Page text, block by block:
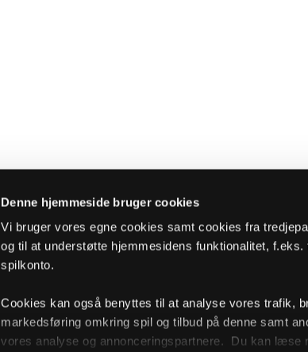
Denne hjemmeside bruger cookies
Vi bruger vores egne cookies samt cookies fra
og til at understøtte hjemmesidens funktionalitet,
spilkonto.
Cookies kan også benyttes til at analyse vores trafik,
markedsføring omkring spil og tilbud på denne samt
vores analyse og annonceringspartnere. Du kan læse